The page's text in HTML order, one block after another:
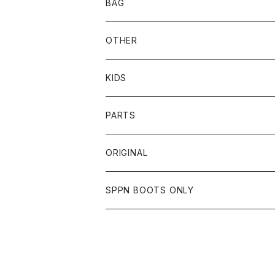
TOPS
TOPS
CAP
SCHOTT
OTHER
SHIRTS
VANSON
OTHER
SHIRTS
TOYS McCOY
OTHER
TOPS
VIN&AGE
WEAR
HARLEY DAVIDSON
DIN MARKET
72JAM
リード工業
JRP
CHURCHILL
NAPA
DIN MARKET
BAG
DEGNER
ROUGH TAIL
DIN MARKET
STREAM TRAIL
BAG
OTHER
LEUS
HTC
SLOW WEAR LION
STANCE
KIDS
PARTS
ORIGINAL
TOPS
SPPN BOOTS ONLY